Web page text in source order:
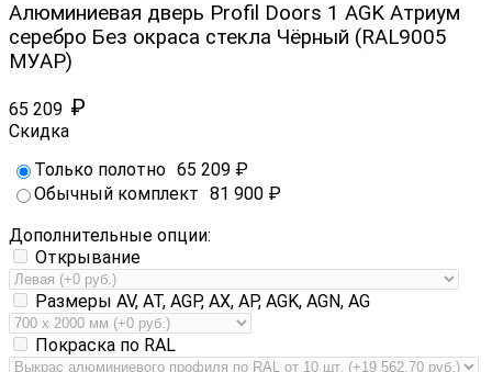
Алюминиевая дверь Profil Doors 1 AGK Атриум
серебро Без окраса стекла Чёрный (RAL9005
МУАР)
65 209 ₽
Скидка
Только полотно 65 209 ₽
Обычный комплект 81 900 ₽
Дополнительные опции:
Открывание
Размеры AV, AT, AGP, AX, AP, AGK, AGN, AG
Покраска по RAL